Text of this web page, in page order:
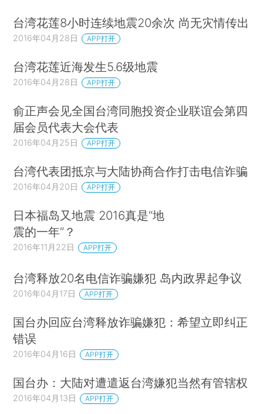
台湾花莲8小时连续地震20余次 尚无灾情传出
2016年04月28日 APP打开
台湾花莲近海发生5.6级地震
2016年04月28日 APP打开
俞正声会见全国台湾同胞投资企业联谊会第四
届会员代表大会代表
2016年04月25日 APP打开
台湾代表团抵京与大陆协商合作打击电信诈骗
2016年04月20日 APP打开
日本福岛又地震 2016真是“地
震的一年”？
2016年11月22日 APP打开
台湾释放20名电信诈骗嫌犯 岛内政界起争议
2016年04月17日 APP打开
国台办回应台湾释放诈骗嫌犯：希望立即纠正
错误
2016年04月16日 APP打开
国台办：大陆对遭遣返台湾嫌犯当然有管辖权
2016年04月13日 APP打开